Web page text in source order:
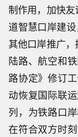
制作用，加快
道智慧口岸建
其他口岸推广，
陆路、航空和
路协定》修订
动恢复国际联
列，为铁路口
在符合双方时